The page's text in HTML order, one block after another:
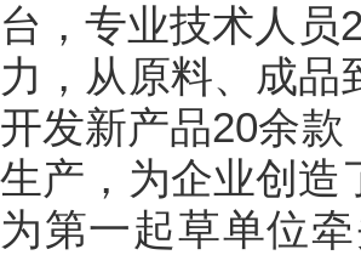
台，专业技术人员
力，从原料、成品
开发新产品20余
生产，为企业创造
为第一起草单位